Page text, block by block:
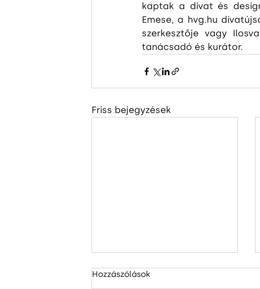
kaptak a divat és
Emese, a hvg.hu
szerkesztője vagy
tanácsadó és kurátor.
Friss bejegyzések
Hozzászólások